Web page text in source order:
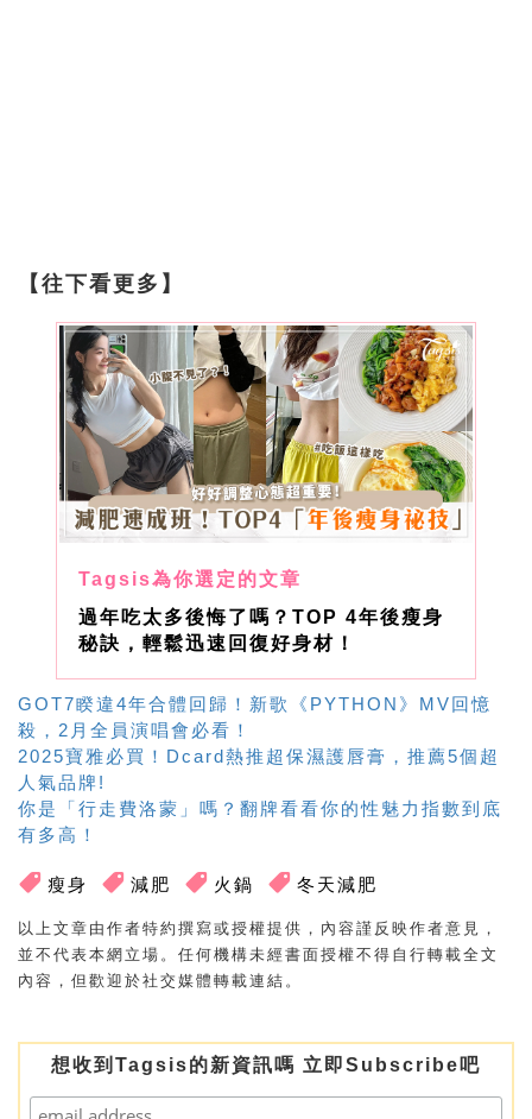
【往下看更多】
過年吃太多後悔了嗎？TOP 4年後瘦身
秘訣，輕鬆迅速回復好身材！
GOT7睽違4年合體回歸！新歌《PYTHON》MV回憶
殺，2月全員演唱會必看！
2025寶雅必買！Dcard熱推超保濕護唇膏，推薦5個超
人氣品牌!
你是「行走費洛蒙」嗎？翻牌看看你的性魅力指數到底
有多高！
瘦身 減肥 火鍋 冬天減肥
以上文章由作者特約撰寫或授權提供，內容謹反映作者意見，
並不代表本網立場。任何機構未經書面授權不得自行轉載全文
內容，但歡迎於社交媒體轉載連結。
想收到Tagsis的新資訊嗎 立即Subscribe吧